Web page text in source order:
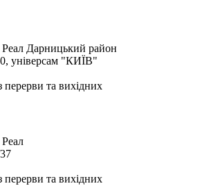
Дарницький район
універсам "КИЇВ"
перерви та вихідних
перерви та вихідних